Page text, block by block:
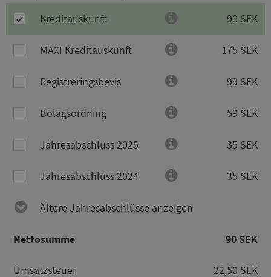
Kreditauskunft 90 SEK
MAXI Kreditauskunft 175 SEK
Registreringsbevis 99 SEK
Bolagsordning 59 SEK
Jahresabschluss 2025 35 SEK
Jahresabschluss 2024 35 SEK
Ältere Jahresabschlüsse anzeigen
Nettosumme 90 SEK
Umsatzsteuer 22,50 SEK